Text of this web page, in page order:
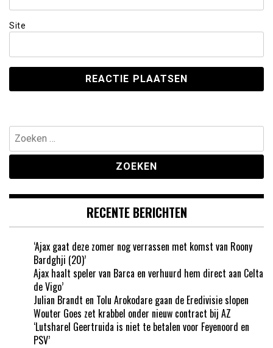
Site
Zoeken
naar:
RECENTE BERICHTEN
‘Ajax gaat deze zomer nog verrassen met komst van Roony
Bardghji (20)’
Ajax haalt speler van Barca en verhuurd hem direct aan Celta
de Vigo’
Julian Brandt en Tolu Arokodare gaan de Eredivisie slopen
Wouter Goes zet krabbel onder nieuw contract bij AZ
‘Lutsharel Geertruida is niet te betalen voor Feyenoord en
PSV’